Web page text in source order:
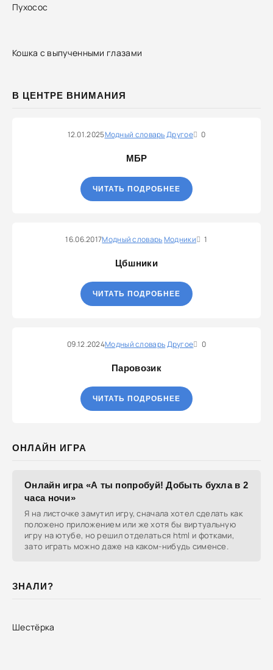
Пухосос
Кошка с выпученными глазами
В ЦЕНТРЕ ВНИМАНИЯ
12.01.2025Модный словарьДругое 0
МБР
ЧИТАТЬ ПОДРОБНЕЕ
16.06.2017Модный словарьМодники 1
Цбшники
ЧИТАТЬ ПОДРОБНЕЕ
09.12.2024Модный словарьДругое 0
Паровозик
ЧИТАТЬ ПОДРОБНЕЕ
ОНЛАЙН ИГРА
Онлайн игра «А ты попробуй! Добыть бухла в 2
часа ночи»
Я на листочке замутил игру, сначала хотел сделать как
положено приложением или же хотя бы виртуальную
игру на ютубе, но решил отделаться html и фотками,
зато играть можно даже на каком-нибудь сименсе.
ЗНАЛИ?
Шестёрка